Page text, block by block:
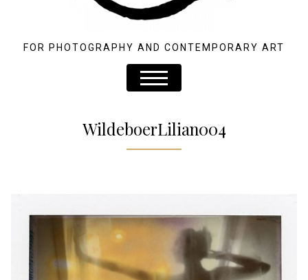
FOR PHOTOGRAPHY AND CONTEMPORARY ART
WildeboerLilian004